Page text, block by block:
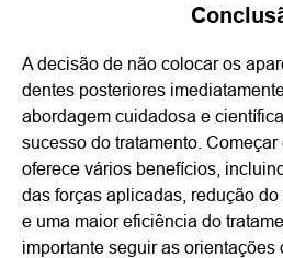
A decisão de não colocar os
dentes posteriores
abordagem cuidadosa e
sucesso do tratamento.
oferece vários benefícios,
das forças aplicadas, redução
e uma maior eficiência do
importante seguir as orientações